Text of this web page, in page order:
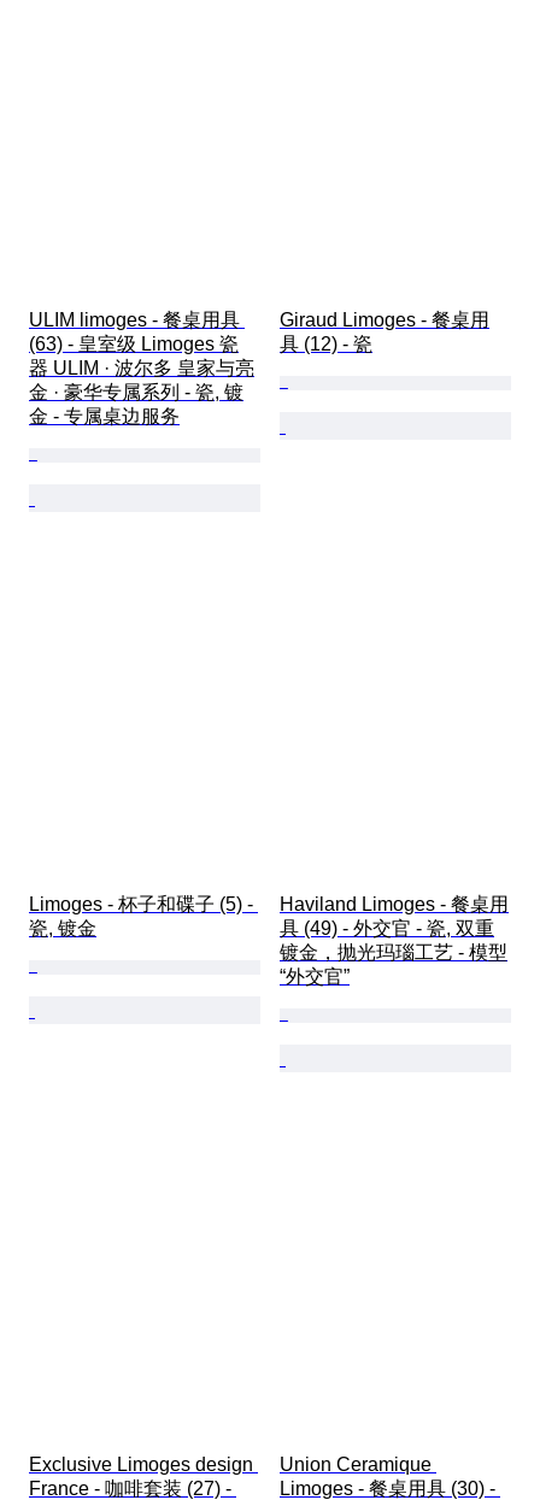
ULIM limoges - 餐桌用具
(63) - 皇室级 Limoges 瓷
器 ULIM · 波尔多 皇家与亮
金 · 豪华专属系列 - 瓷, 镀
金 - 专属桌边服务
Giraud Limoges - 餐桌用
具 (12) - 瓷
Limoges - 杯子和碟子 (5) -
瓷, 镀金
Haviland Limoges - 餐桌用
具 (49) - 外交官 - 瓷, 双重
镀金，抛光玛瑙工艺 - 模型
“外交官”
Exclusive Limoges design
France - 咖啡套装 (27) -
Union Ceramique
Limoges - 餐桌用具 (30) -